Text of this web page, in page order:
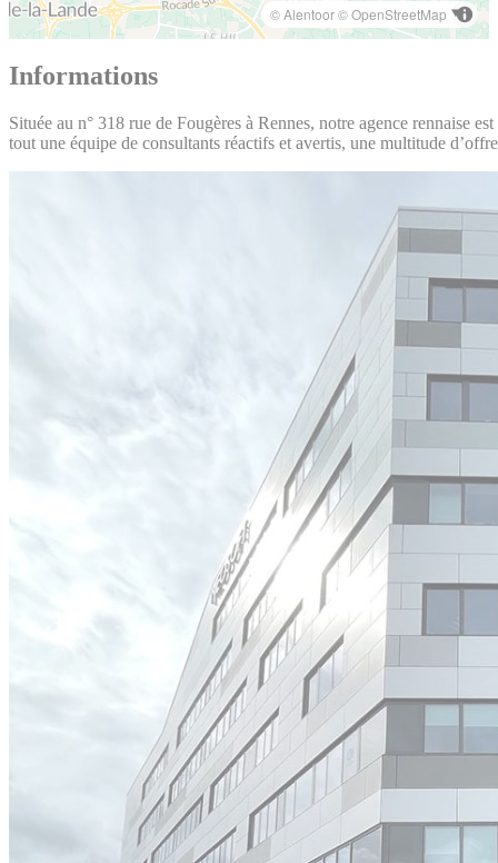
© Alentoor© OpenStreetMap
Informations
Située au n° 318 rue de Fougères à Rennes, notre agence rennaise
tout une équipe de consultants réactifs et avertis, une multitude